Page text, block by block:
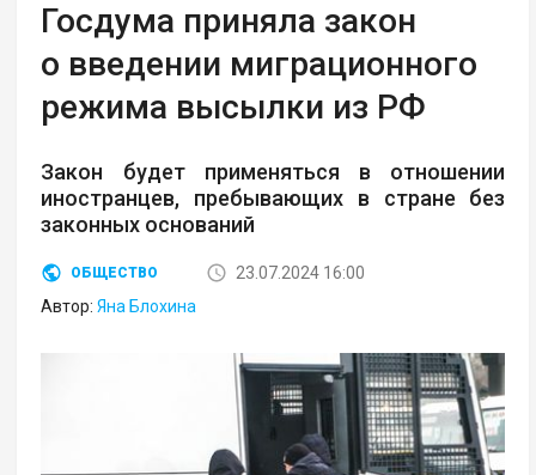
Госдума приняла закон
о введении миграционного
режима высылки из РФ
Закон будет применяться в отношении
иностранцев, пребывающих в стране без
законных оснований
ОБЩЕСТВО
23.07.2024 16:00
Автор:Яна Блохина